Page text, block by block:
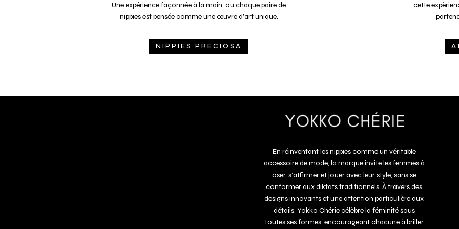
Une expérience façonnée à la main, ou chaque paire de
nippies est pensée comme une œuvre d’art unique.
NIPPIES PRECIOSA
cette
En réinventant les nippies comme un véritable
accessoire de mode, la marque invite les femmes à
oser, s’affirmer et jouer avec leur style, sans se
conformer aux diktats traditionnels. À travers des
designs innovants et une attention particulière aux
détails, Yokko Chérie célèbre la féminité sous
toutes ses formes, encourageant chacune à briller